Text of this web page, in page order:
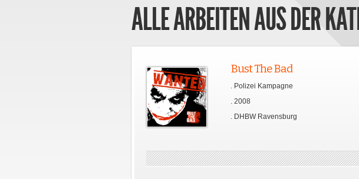
ALLE ARBEITEN AUS DER
Bust The Bad
. Polizei Kampagne
. 2008
. DHBW Ravensburg